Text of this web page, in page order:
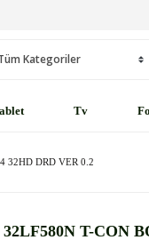
Tv
32HD DRD VER 0.2
T-CON